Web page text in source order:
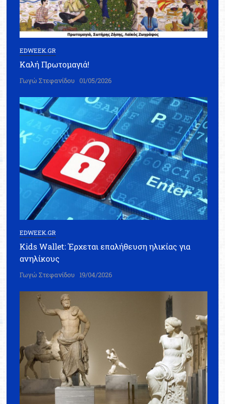
EDWEEK.GR
Καλή Πρωτομαγιά!
Γωγώ Στεφανίδου 01/05/2026
EDWEEK.GR
Kids Wallet: Έρχεται επαλήθευση ηλικίας για
ανηλίκους
Γωγώ Στεφανίδου 19/04/2026